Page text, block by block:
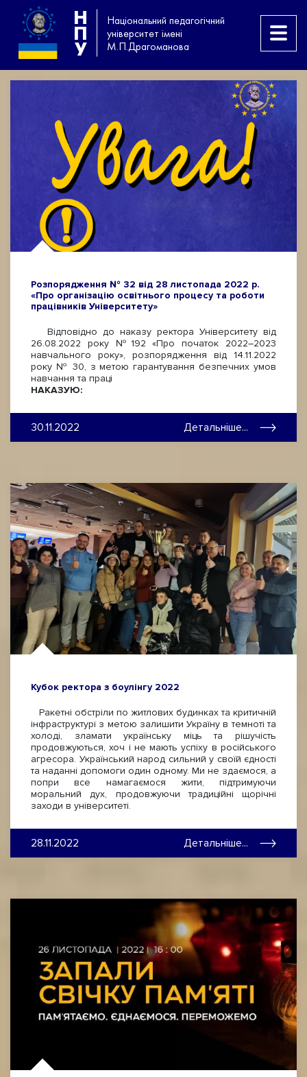
Н
П
У
Національний педагогічний
університет імені
М.П.Драгоманова
Розпорядження № 32 від 28 листопада 2022 р.
«Про організацію освітнього процесу та роботи
працівників Університету»
Відповідно до наказу ректора Університету від
26.08.2022 року №192 «Про початок 2022–2023
навчального року», розпорядження від 14.11.2022
року № 30, з метою гарантування безпечних умов
навчання та праці
НАКАЗУЮ:
30.11.2022 Детальніше...
Кубок ректора з боулінгу 2022
Ракетні обстріли по житлових будинках та критичній
інфраструктурі з метою залишити Україну в темноті та
холоді, зламати українську міць та рішучість
продовжуються, хоч і не мають успіху в російського
агресора. Український народ сильний у своїй єдності
та наданні допомоги один одному. Ми не здаємося, а
попри все намагаємося жити, підтримуючи
моральний дух, продовжуючи традиційні щорічні
заходи в університеті.
28.11.2022 Детальніше...